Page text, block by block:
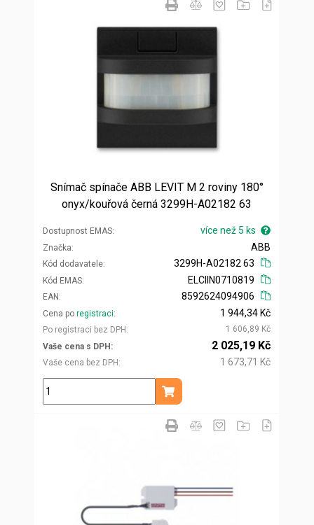
Snímač spínače ABB LEVIT M 2 roviny 180°
onyx/kouřová černá 3299H-A02182 63
Dostupnost EMAS více než 5 ks
Značka
Kód dodavatele
ABB
3299H-A02182 63
Kód EMAS
EAN
ELCIIN0710819
8592624094906
Cena po registraci
Po registraci bez DPH
1 944,34 Kč
1 606,89 Kč
Vaše cena s DPH
Vaše cena bez DPH
2 025,19 Kč
1 673,71 Kč
ks
Přidat do košíku